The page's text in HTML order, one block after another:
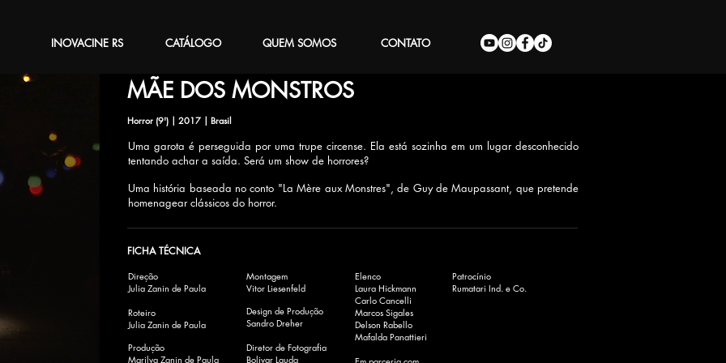
INOVACINE RS CATÁLOGO QUEM SOMOS CONTATO
MÃE DOS MONSTROS
Horror (9') | 2017 | Brasil
Uma garota é perseguida por uma trupe circense. Ela está sozinha em um lugar desconhecido
tentando achar a saída. Será um show de horrores?
Uma história baseada no conto "La Mère aux Monstres", de Guy de Maupassant, que pretende
homenagear clássicos do horror.
Direção
Julia Zanin de Paula
Roteiro
Julia Zanin de Paula
Produção
Marilva Zanin de Paula
FICHA TÉCNICA
Montagem
Vitor Liesenfeld
Design de Produção
Sandro Dreher
Diretor de Fotografia
Bolivar Lauda
Elenco
Laura Hickmann
Carlo Cancelli
Marcos Sigales
Delson Rabello
Mafalda Panattieri
Patrocínio
Rumatari Ind. e Co.